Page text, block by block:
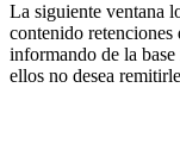
La siguiente ventana
contenido retenciones
informando de la
ellos no desea